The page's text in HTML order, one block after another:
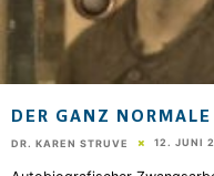
DER GANZ
DR. KAREN STRUVE 12. JUNI